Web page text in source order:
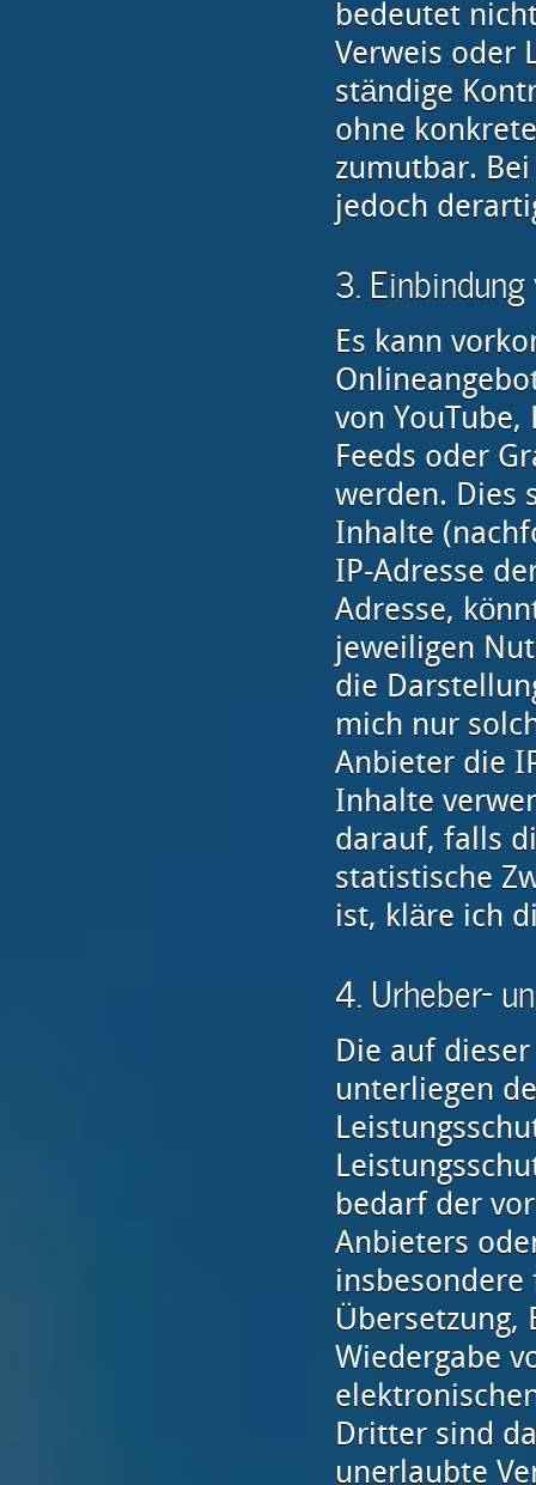
bedeutet
Verweis oder
ständige
ohne
zumutbar.
jedoch
3.
Es kann
von YouTube,
Feeds oder
werden. Dies
Inhalte
IP-Adresse
Adresse,
jeweiligen
die
mich nur
Anbieter die
Inhalte
darauf, falls
statistische
ist, kläre ich
4. Urheber-
Die auf
unterliegen
bedarf der
Anbieters
Übersetzung,
Wiedergabe
Dritter sind
unerlaubte